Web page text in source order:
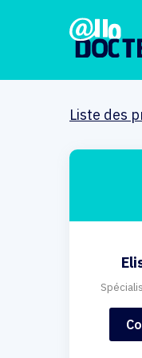
Liste des